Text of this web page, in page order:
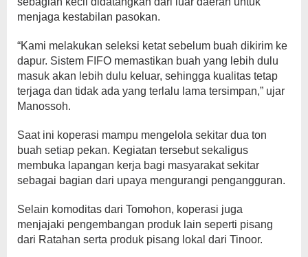
menjaga kestabilan pasokan.
“Kami melakukan seleksi ketat sebelum buah dikirim ke
dapur. Sistem FIFO memastikan buah yang lebih dulu
masuk akan lebih dulu keluar, sehingga kualitas tetap
terjaga dan tidak ada yang terlalu lama tersimpan,” ujar
Manossoh.
Saat ini koperasi mampu mengelola sekitar dua ton
buah setiap pekan. Kegiatan tersebut sekaligus
membuka lapangan kerja bagi masyarakat sekitar
sebagai bagian dari upaya mengurangi pengangguran.
Selain komoditas dari Tomohon, koperasi juga
menjajaki pengembangan produk lain seperti pisang
dari Ratahan serta produk pisang lokal dari Tinoor.